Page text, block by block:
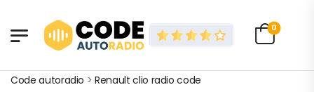
0
Code autoradio >Renault clio radio code